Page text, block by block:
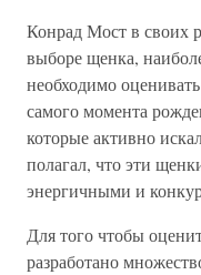
Конрад Мост в своих
выборе щенка,
необходимо
самого момента
которые активно
полагал, что эти
энергичными и
Для того чтобы
разработано